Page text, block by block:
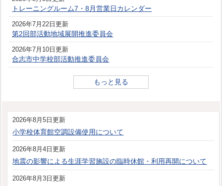
トレーニングルーム7・8月営業日カレンダー
2026年7月22日更新
第2回部活動地域展開推進委員会
2026年7月10日更新
合志市中学校部活動推進委員会
もっと見る
2026年8月5日更新
小学校体育館空調設備使用について
2026年8月4日更新
地震の影響による生涯学習施設の臨時休館・利用再開について
2026年8月3日更新